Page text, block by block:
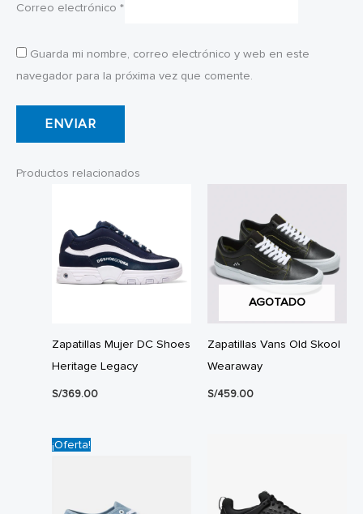
Correo electrónico *
Guarda mi nombre, correo electrónico y web en este
navegador para la próxima vez que comente.
Productos relacionados
Zapatillas Mujer DC Shoes
Heritage Legacy
S/369.00
AGOTADO
Zapatillas Vans Old Skool
Wearaway
S/459.00
¡Oferta!